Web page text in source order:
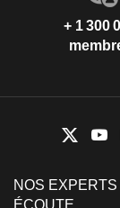
+ 1 300
NOS
ÉCOUTE